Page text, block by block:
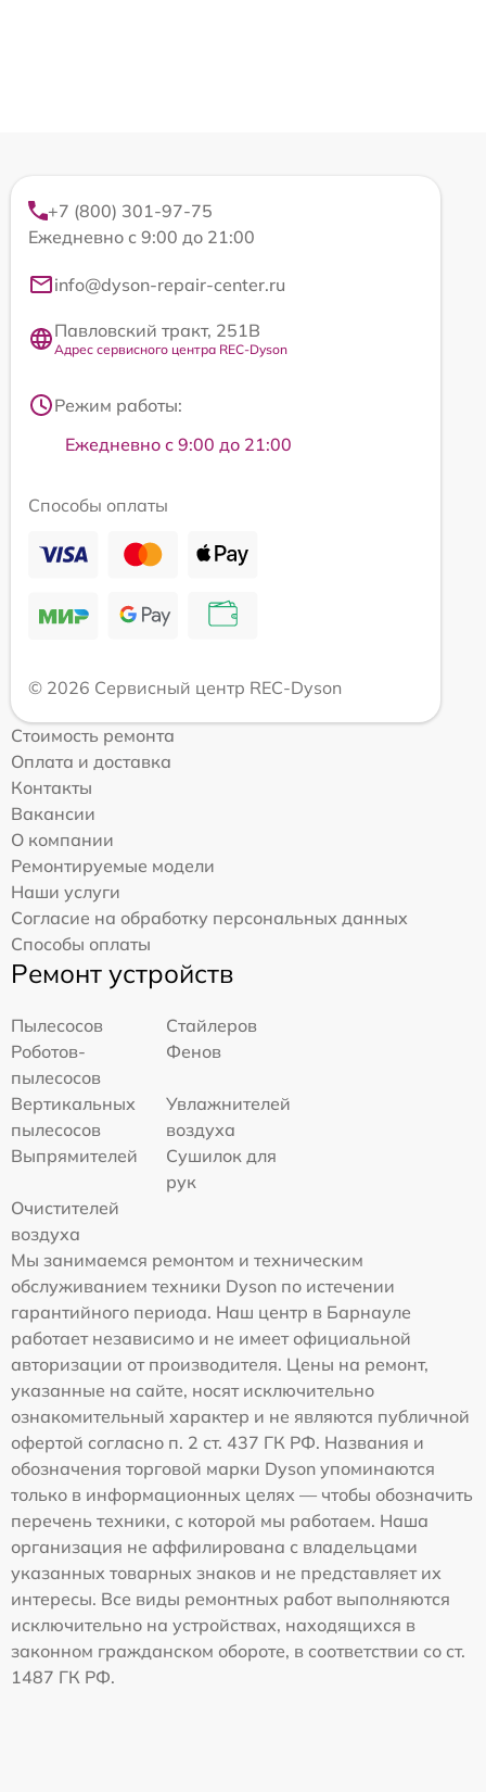
+7 (800) 301-97-75
Ежедневно с 9:00 до 21:00
info@dyson-repair-center.ru
Павловский тракт, 251В
Адрес сервисного центра REC-Dyson
Режим работы:
Ежедневно с 9:00 до 21:00
Способы оплаты
© 2026 Сервисный центр REC-Dyson
Стоимость ремонта
Оплата и доставка
Контакты
Вакансии
О компании
Ремонтируемые модели
Наши услуги
Согласие на обработку персональных данных
Способы оплаты
Ремонт устройств
Пылесосов
Стайлеров
Роботов-
пылесосов
Фенов
Вертикальных
пылесосов
Увлажнителей
воздуха
Выпрямителей
Сушилок для
рук
Очистителей
воздуха
Мы занимаемся ремонтом и техническим
обслуживанием техники Dyson по истечении
гарантийного периода. Наш центр в Барнауле
работает независимо и не имеет официальной
авторизации от производителя. Цены на ремонт,
указанные на сайте, носят исключительно
ознакомительный характер и не являются публичной
офертой согласно п. 2 ст. 437 ГК РФ. Названия и
обозначения торговой марки Dyson упоминаются
только в информационных целях — чтобы обозначить
перечень техники, с которой мы работаем. Наша
организация не аффилирована с владельцами
указанных товарных знаков и не представляет их
интересы. Все виды ремонтных работ выполняются
исключительно на устройствах, находящихся в
законном гражданском обороте, в соответствии со ст.
1487 ГК РФ.